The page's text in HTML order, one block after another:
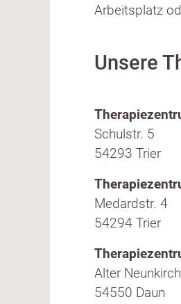
Arbeitsplatz
Unsere
Schulstr. 5
54293 Trier
Medardstr. 4
54294 Trier
Alter
54550 Daun